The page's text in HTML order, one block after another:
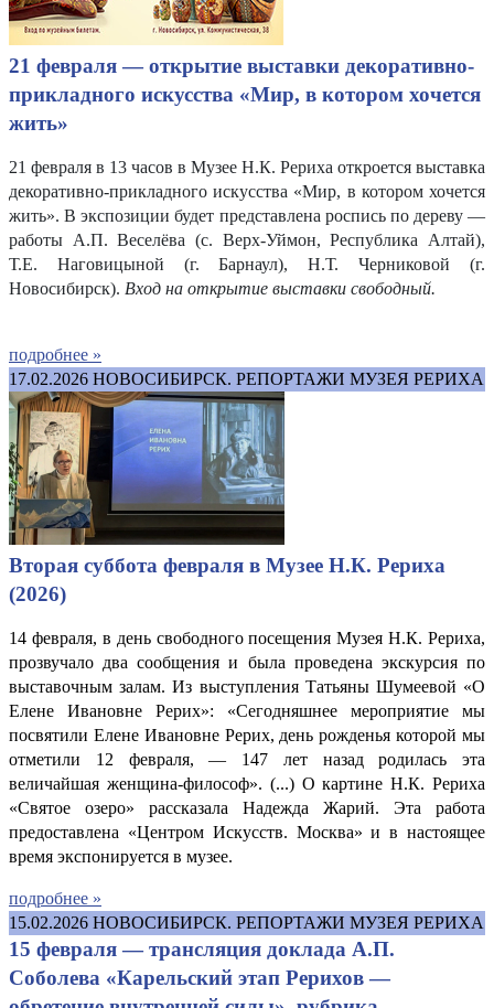
21 февраля — открытие выставки декоративно-
прикладного искусства «Мир, в котором хочется
жить»
21 февраля в 13 часов в Музее Н.К. Рериха откроется выставка
декоративно-прикладного искусства «Мир, в котором хочется
жить». В экспозиции будет представлена роспись по дереву —
работы А.П. Веселёва (с. Верх-Уймон, Республика Алтай),
Т.Е. Наговицыной (г. Барнаул), Н.Т. Черниковой (г.
Новосибирск). Вход на открытие выставки свободный.
подробнее »
17.02.2026 НОВОСИБИРСК. РЕПОРТАЖИ МУЗЕЯ РЕРИХА
Вторая суббота февраля в Музее Н.К. Рериха
(2026)
14 февраля, в день свободного посещения Музея Н.К. Рериха,
прозвучало два сообщения и была проведена экскурсия по
выставочным залам. Из выступления Татьяны Шумеевой «О
Елене Ивановне Рерих»: «Сегодняшнее мероприятие мы
посвятили Елене Ивановне Рерих, день рожденья которой мы
отметили 12 февраля, — 147 лет назад родилась эта
величайшая женщина-философ». (...) О картине Н.К. Рериха
«Святое озеро» рассказала Надежда Жарий. Эта работа
предоставлена «Центром Искусств. Москва» и в настоящее
время экспонируется в музее.
подробнее »
15.02.2026 НОВОСИБИРСК. РЕПОРТАЖИ МУЗЕЯ РЕРИХА
15 февраля — трансляция доклада А.П.
Соболева «Карельский этап Рерихов —